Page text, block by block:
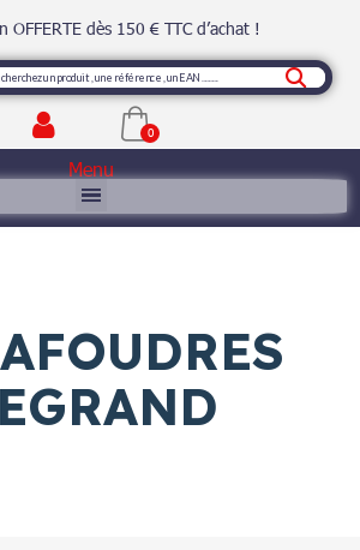
OFFERTE dès 150 € TTC d’achat !
Menu